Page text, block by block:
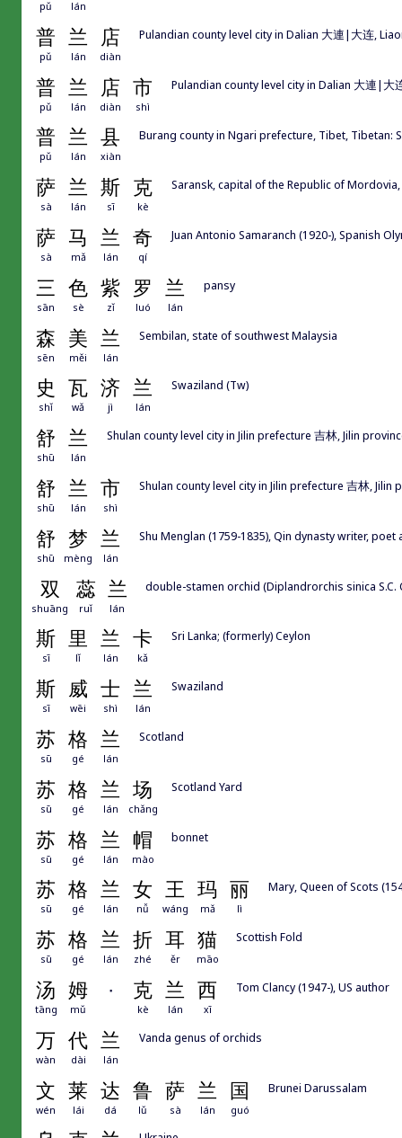
pǔ lán
普 兰 店
pǔ lán diàn
Pulandian county level city in Dalian 大連|大连,
普 兰 店 市
pǔ lán diàn shì
Pulandian county level city in Dalian 大連|大
普 兰 县
pǔ lán xiàn
Burang county in Ngari prefecture, Tibet, Tibetan:
萨 兰 斯 克
sà lán sī kè
Saransk, capital of the Republic of Mordovia,
萨 马 兰 奇
sà mǎ lán qí
Juan Antonio Samaranch (1920-), Spanish
三 色 紫 罗 兰
sān sè zǐ luó lán
pansy
森 美 兰
sēn měi lán
Sembilan, state of southwest Malaysia
史 瓦 济 兰
shǐ wǎ jì lán
Swaziland (Tw)
舒 兰
shū lán
Shulan county level city in Jilin prefecture 吉林, Jilin
舒 兰 市
shū lán shì
Shulan county level city in Jilin prefecture 吉林, Jilin
舒 梦 兰
shū mèng lán
Shu Menglan (1759-1835), Qin dynasty writer,
双 蕊 兰
shuāng ruǐ lán
double-stamen orchid (Diplandrorchis sinica S.C.
斯 里 兰 卡
sī lǐ lán kǎ
Sri Lanka; (formerly) Ceylon
斯 威 士 兰
sī wēi shì lán
Swaziland
苏 格 兰
sū gé lán
Scotland
苏 格 兰 场
sū gé lán chǎng
Scotland Yard
苏 格 兰 帽
sū gé lán mào
bonnet
苏 格 兰 女 王 玛 丽
sū gé lán nǚ wáng mǎ lì
Mary, Queen of Scots
苏 格 兰 折 耳 猫
sū gé lán zhé ěr māo
Scottish Fold
汤 姆 · 克 兰 西
tāng mǔ kè lán xī
Tom Clancy (1947-), US author
万 代 兰
wàn dài lán
Vanda genus of orchids
文 莱 达 鲁 萨 兰 国
wén lái dá lǔ sà lán guó
Brunei Darussalam